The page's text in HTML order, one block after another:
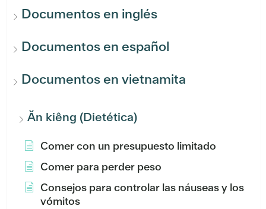
Documentos en inglés
Documentos en español
Documentos en vietnamita
Ăn kiêng (Dietética)
Comer con un presupuesto limitado
Comer para perder peso
Consejos para controlar las náuseas y los
vómitos